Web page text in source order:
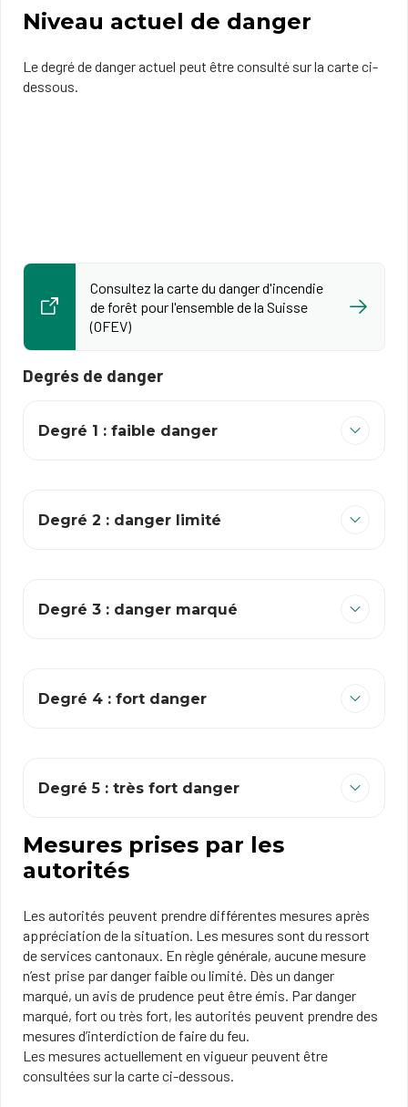
Niveau actuel de danger
Le degré de danger actuel peut être consulté sur la carte ci-
dessous.
Consultez la carte du danger d'incendie
de forêt pour l'ensemble de la Suisse
(OFEV)
Degrés de danger
Degré 1 : faible danger
Degré 2 : danger limité
Degré 3 : danger marqué
Degré 4 : fort danger
Degré 5 : très fort danger
Mesures prises par les
autorités
Les autorités peuvent prendre différentes mesures après
appréciation de la situation. Les mesures sont du ressort
de services cantonaux. En règle générale, aucune mesure
n’est prise par danger faible ou limité. Dès un danger
marqué, un avis de prudence peut être émis. Par danger
marqué, fort ou très fort, les autorités peuvent prendre des
mesures d’interdiction de faire du feu.
Les mesures actuellement en vigueur peuvent être
consultées sur la carte ci-dessous.